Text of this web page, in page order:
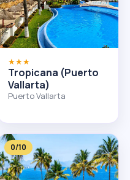
★★★
Tropicana (Puerto
Vallarta)
Puerto Vallarta
0/10